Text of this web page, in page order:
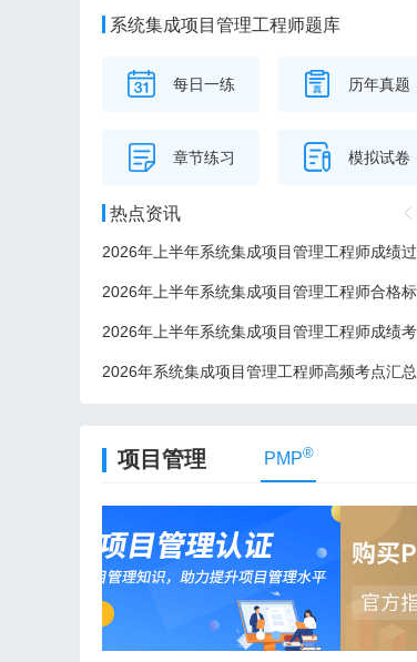
系统集成项目管理工程师题库
每日一练 历年真题
章节练习 模拟试卷
热点资讯
2026年系统集成项目管理工程师高频考点汇总
项目管理 PMP®